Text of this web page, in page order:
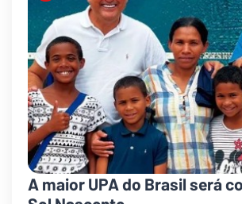
A maior UPA do Brasil será